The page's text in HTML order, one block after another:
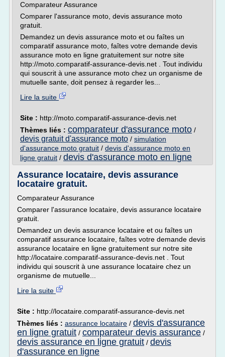
Comparateur Assurance
Comparer l'assurance moto, devis assurance moto
gratuit.
Demandez un devis assurance moto et ou faîtes un
comparatif assurance moto, faîtes votre demande devis
assurance moto en ligne gratuitement sur notre site
http://moto.comparatif-assurance-devis.net . Tout individu
qui souscrit à une assurance moto chez un organisme de
mutuelle sante, doit pensez à regarder les...
Lire la suite
Site : http://moto.comparatif-assurance-devis.net
Thèmes liés : comparateur d'assurance moto /
devis gratuit d'assurance moto / simulation
d'assurance moto gratuit / devis d'assurance moto en
ligne gratuit / devis d'assurance moto en ligne
Assurance locataire, devis assurance
locataire gratuit.
Comparateur Assurance
Comparer l'assurance locataire, devis assurance locataire
gratuit.
Demandez un devis assurance locataire et ou faîtes un
comparatif assurance locataire, faîtes votre demande devis
assurance locataire en ligne gratuitement sur notre site
http://locataire.comparatif-assurance-devis.net . Tout
individu qui souscrit à une assurance locataire chez un
organisme de mutuelle...
Lire la suite
Site : http://locataire.comparatif-assurance-devis.net
Thèmes liés : assurance locataire / devis d'assurance
en ligne gratuit / comparateur devis assurance /
devis assurance en ligne gratuit / devis
d'assurance en ligne